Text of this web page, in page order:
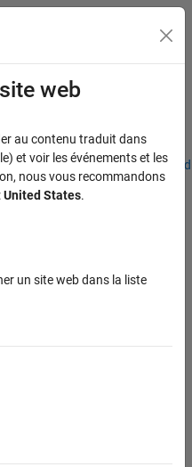
Adresses de nos bureaux
du menu
web
au contenu traduit dans
et voir les événements et les
nous vous recommandons
United States.
un site web dans la liste